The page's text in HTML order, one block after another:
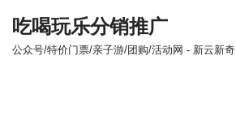
跳
吃喝玩乐分销推广
公众号/特价门票/亲子游/团购/活动网 - 新云新奇